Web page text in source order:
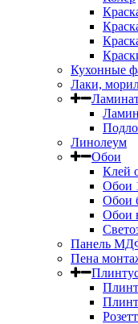
Кухонные
Лаки,
Линолеум
Обои
Клей
Обои
Обои
Обои
Панель
Пена